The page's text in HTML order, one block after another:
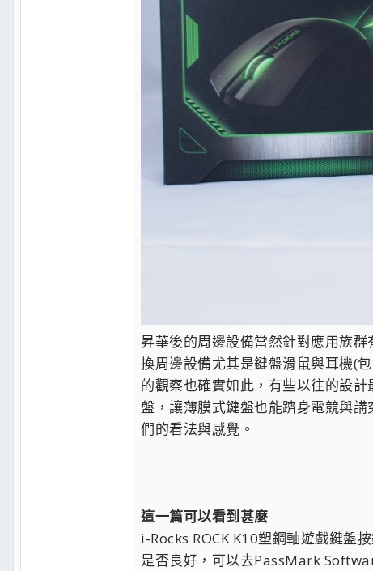
昇華後的周邊設備當然針對應用族
換周邊設備尤其是鍵盤滑鼠與耳機(
的觀察也確實如此，有些以往的設
盤，讓薄膜式鍵盤也能躋身電競與
們的看法與感覺。
這一篇可以看到甚麼
i-Rocks ROCK K10塑鋼軸遊戲鍵盤
是否良好，可以去PassMark